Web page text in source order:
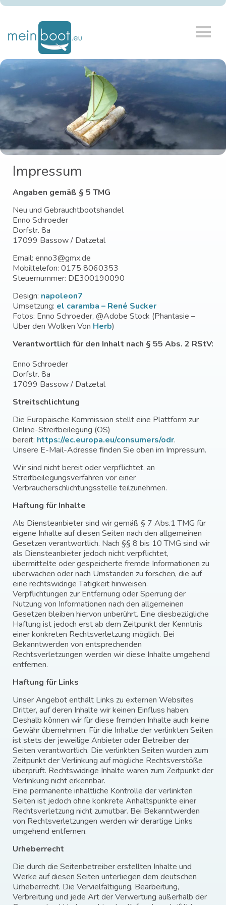
Impressum
Angaben gemäß § 5 TMG
Neu und Gebrauchtbootshandel
Enno Schroeder
Dorfstr. 8a
17099 Bassow / Datzetal
Email: enno3@gmx.de
Mobiltelefon: 0175 8060353
Steuernummer: DE300190090
Design: napoleon7
Umsetzung: el caramba – René Sucker
Fotos: Enno Schroeder, @Adobe Stock (Phantasie –
Über den Wolken Von Herb)
Verantwortlich für den Inhalt nach § 55 Abs. 2 RStV:
Enno Schroeder
Dorfstr. 8a
17099 Bassow / Datzetal
Streitschlichtung
Die Europäische Kommission stellt eine Plattform zur
Online-Streitbeilegung (OS)
bereit: https://ec.europa.eu/consumers/odr.
Unsere E-Mail-Adresse finden Sie oben im Impressum.
Wir sind nicht bereit oder verpflichtet, an
Streitbeilegungsverfahren vor einer
Verbraucherschlichtungsstelle teilzunehmen.
Haftung für Inhalte
Als Diensteanbieter sind wir gemäß § 7 Abs.1 TMG für
eigene Inhalte auf diesen Seiten nach den allgemeinen
Gesetzen verantwortlich. Nach §§ 8 bis 10 TMG sind wir
als Diensteanbieter jedoch nicht verpflichtet,
übermittelte oder gespeicherte fremde Informationen zu
überwachen oder nach Umständen zu forschen, die auf
eine rechtswidrige Tätigkeit hinweisen.
Verpflichtungen zur Entfernung oder Sperrung der
Nutzung von Informationen nach den allgemeinen
Gesetzen bleiben hiervon unberührt. Eine diesbezügliche
Haftung ist jedoch erst ab dem Zeitpunkt der Kenntnis
einer konkreten Rechtsverletzung möglich. Bei
Bekanntwerden von entsprechenden
Rechtsverletzungen werden wir diese Inhalte umgehend
entfernen.
Haftung für Links
Unser Angebot enthält Links zu externen Websites
Dritter, auf deren Inhalte wir keinen Einfluss haben.
Deshalb können wir für diese fremden Inhalte auch keine
Gewähr übernehmen. Für die Inhalte der verlinkten Seiten
ist stets der jeweilige Anbieter oder Betreiber der
Seiten verantwortlich. Die verlinkten Seiten wurden zum
Zeitpunkt der Verlinkung auf mögliche Rechtsverstöße
überprüft. Rechtswidrige Inhalte waren zum Zeitpunkt der
Verlinkung nicht erkennbar.
Eine permanente inhaltliche Kontrolle der verlinkten
Seiten ist jedoch ohne konkrete Anhaltspunkte einer
Rechtsverletzung nicht zumutbar. Bei Bekanntwerden
von Rechtsverletzungen werden wir derartige Links
umgehend entfernen.
Urheberrecht
Die durch die Seitenbetreiber erstellten Inhalte und
Werke auf diesen Seiten unterliegen dem deutschen
Urheberrecht. Die Vervielfältigung, Bearbeitung,
Verbreitung und jede Art der Verwertung außerhalb der